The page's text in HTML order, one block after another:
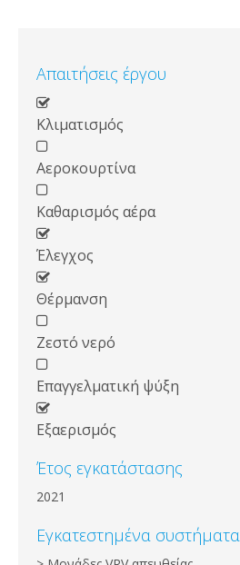
Απαιτήσεις έργου
Κλιματισμός
Αεροκουρτίνα
Καθαρισμός αέρα
Έλεγχος
Θέρμανση
Ζεστό νερό
Επαγγελματική ψύξη
Εξαερισμός
Έτος εγκατάστασης
2021
Εγκατεστημένα συστήματα